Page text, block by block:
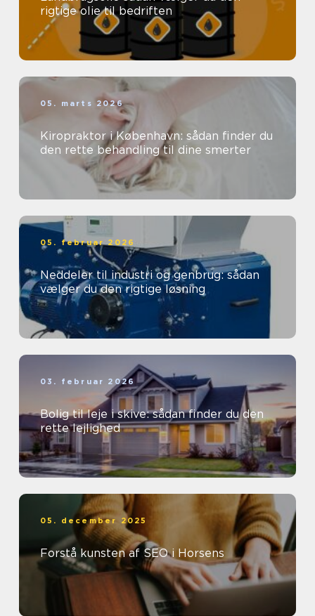
rigtige olie til bedriften
05. marts 2026
Kiropraktor i København: sådan finder du
den rette behandling til dine smerter
05. februar 2026
Neddeler til industri og genbrug: sådan
vælger du den rigtige løsning
03. februar 2026
Bolig til leje i skive: sådan finder du den
rette lejlighed
05. december 2025
Forstå kunsten af SEO i Horsens